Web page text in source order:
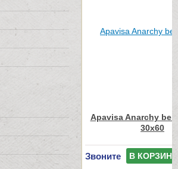
Apavisa Anarchy
30x60
Звоните В КОРЗИНУ